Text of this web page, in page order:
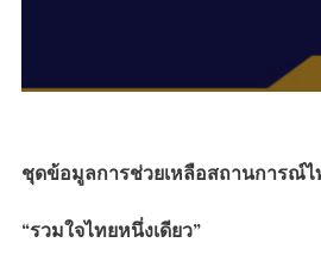
ชุดข้อมูลการช่วยเหลือสถานการณ์
“รวมใจไทยหนึ่งเดียว”